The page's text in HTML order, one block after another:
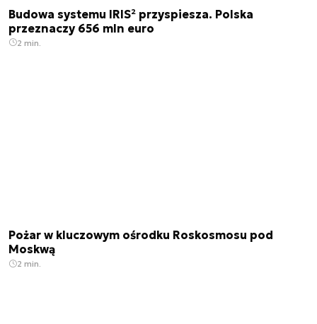
Budowa systemu IRIS² przyspiesza. Polska
przeznaczy 656 mln euro
2 min.
Pożar w kluczowym ośrodku Roskosmosu pod
Moskwą
2 min.